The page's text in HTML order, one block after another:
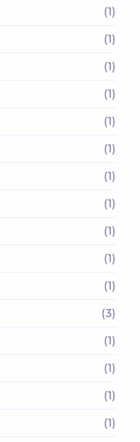
(1)
(1)
(1)
(1)
(1)
(1)
(1)
(1)
(1)
(1)
(1)
(3)
(1)
(1)
(1)
(1)